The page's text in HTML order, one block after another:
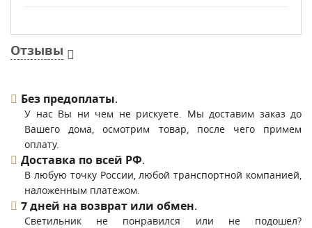
Отзывы
Без предоплаты.
У нас Вы ни чем не рискуете. Мы доставим заказ до
Вашего дома, осмотрим товар, после чего примем
оплату.
Доставка по всей РФ.
В любую точку России, любой транспортной компанией,
наложенным платежом.
7 дней на возврат или обмен.
Светильник не понравился или не подошел?